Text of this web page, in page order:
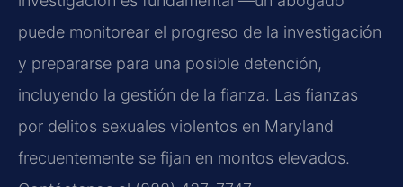
puede monitorear el progreso de la investigación
y prepararse para una posible detención,
incluyendo la gestión de la fianza. Las fianzas
por delitos sexuales violentos en Maryland
frecuentemente se fijan en montos elevados.